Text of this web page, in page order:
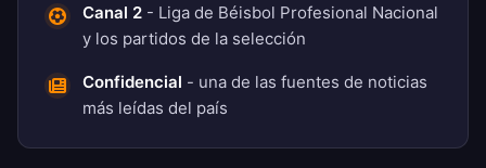
Canal 2 - Liga de Béisbol Profesional Nacional
y los partidos de la selección
Confidencial - una de las fuentes de noticias
más leídas del país